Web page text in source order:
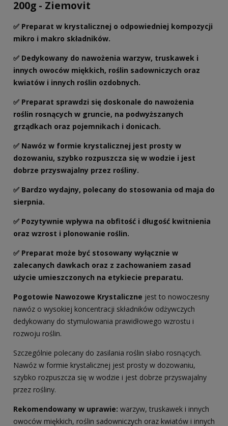
200g - Ziemovit
✅ Preparat w krystalicznej o odpowiedniej kompozycji
mikro i makro składników.
✅ Dedykowany do nawożenia warzyw, truskawek i
innych owoców miękkich, roślin sadowniczych oraz
kwiatów i innych roślin ozdobnych.
✅ Preparat sprawdzi się doskonale do nawożenia
roślin rosnących w gruncie, na podwyższanych
grządkach oraz pojemnikach i donicach.
✅ Nawóz w formie krystalicznej jest prosty w
dozowaniu, szybko rozpuszcza się w wodzie i jest
dobrze przyswajalny przez rośliny.
✅ Bardzo wydajny, polecany do stosowania od maja do
sierpnia.
✅ Pozytywnie wpływa na obfitość i długość kwitnienia
oraz wzrost i plonowanie roślin.
✅ Preparat może być stosowany wyłącznie w
zalecanych dawkach oraz z zachowaniem zasad
użycie umieszczonych na etykiecie preparatu.
Pogotowie Nawozowe Krystaliczne jest to nowoczesny
nawóz o wysokiej koncentracji składników odżywczych
dedykowany do stymulowania prawidłowego wzrostu i
rozwoju roślin.
Szczególnie polecany do zasilania roślin słabo rosnących.
Nawóz w formie krystalicznej jest prosty w dozowaniu,
szybko rozpuszcza się w wodzie i jest dobrze przyswajalny
przez rośliny.
Rekomendowany w uprawie: warzyw, truskawek i innych
owoców miękkich, roślin sadowniczych oraz kwiatów i innych